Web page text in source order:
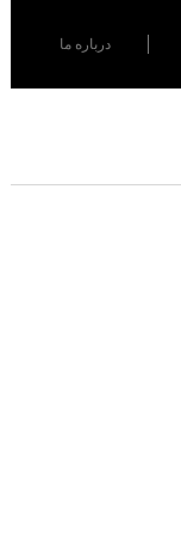
درباره ما